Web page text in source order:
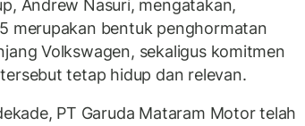
Andrew Nasuri, mengatakan,
merupakan bentuk penghormatan
Volkswagen, sekaligus komitmen
tetap hidup dan relevan.
PT Garuda Mataram Motor telah